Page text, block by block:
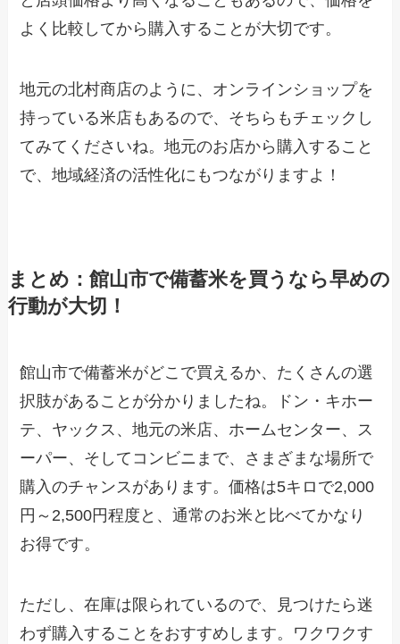
よく比較してから購入することが大切です。
地元の北村商店のように、オンラインショップを
持っている米店もあるので、そちらもチェックし
てみてくださいね。地元のお店から購入すること
で、地域経済の活性化にもつながりますよ！
まとめ：館山市で備蓄米を買うなら早めの
行動が大切！
館山市で備蓄米がどこで買えるか、たくさんの選
択肢があることが分かりましたね。ドン・キホー
テ、ヤックス、地元の米店、ホームセンター、ス
ーパー、そしてコンビニまで、さまざまな場所で
購入のチャンスがあります。価格は5キロで2,000
円～2,500円程度と、通常のお米と比べてかなり
お得です。
ただし、在庫は限られているので、見つけたら迷
わず購入することをおすすめします。ワクワクす